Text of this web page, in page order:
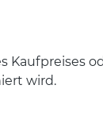
wird.